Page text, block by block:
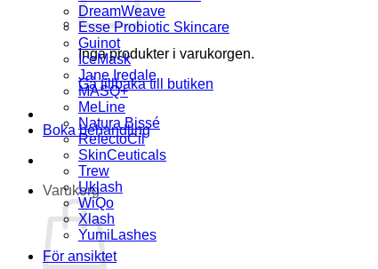
Inga produkter i varukorgen.
Gå tillbaka till butiken
Boka behandling
Varukorg
DreamWeave
Esse Probiotic Skincare
Guinot
IceMask
Jane Iredale
MASQ+
MeLine
Natura Bissé
RefectoCil
SkinCeuticals
Trew
Uklash
WiQo
Xlash
YumiLashes
För ansiktet